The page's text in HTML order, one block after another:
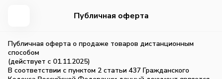
Публичная оферта
Публичная оферта о продаже товаров дистанционным
способом
(действует с 01.11.2025)
В соответствии с пунктом 2 статьи 437 Гражданского